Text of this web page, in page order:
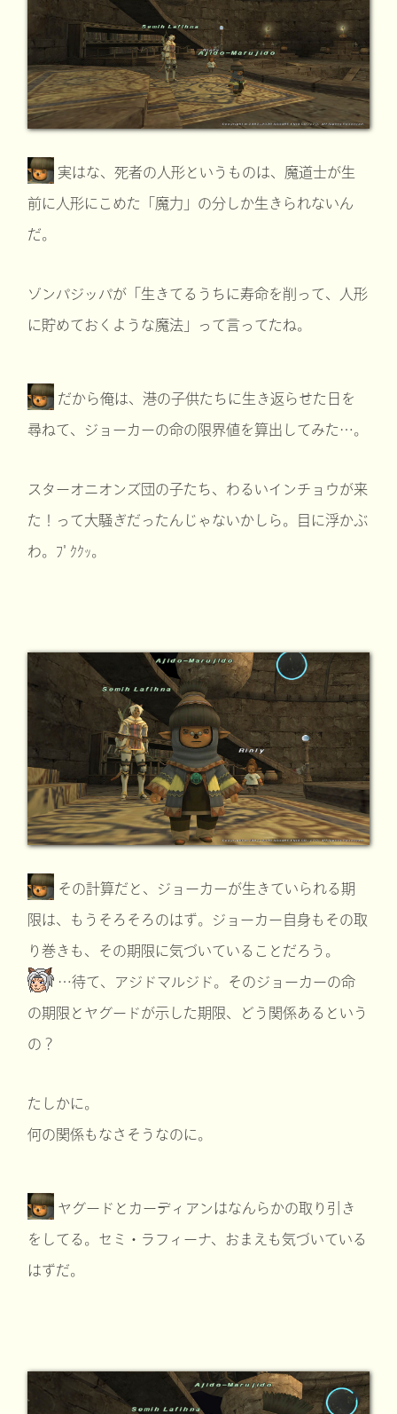
実はな、死者の人形というものは、魔道士が生
前に人形にこめた「魔力」の分しか生きられないん
だ。
ゾンパジッパが「生きてるうちに寿命を削って、人形
に貯めておくような魔法」って言ってたね。
だから俺は、港の子供たちに生き返らせた日を
尋ねて、ジョーカーの命の限界値を算出してみた…。
スターオニオンズ団の子たち、わるいインチョウが来
た！って大騒ぎだったんじゃないかしら。目に浮かぶ
わ。ﾌﾟｸｸｯ。
その計算だと、ジョーカーが生きていられる期
限は、もうそろそろのはず。ジョーカー自身もその取
り巻きも、その期限に気づいていることだろう。
…待て、アジドマルジド。そのジョーカーの命
の期限とヤグードが示した期限、どう関係あるという
の？
たしかに。
何の関係もなさそうなのに。
ヤグードとカーディアンはなんらかの取り引き
をしてる。セミ・ラフィーナ、おまえも気づいている
はずだ。